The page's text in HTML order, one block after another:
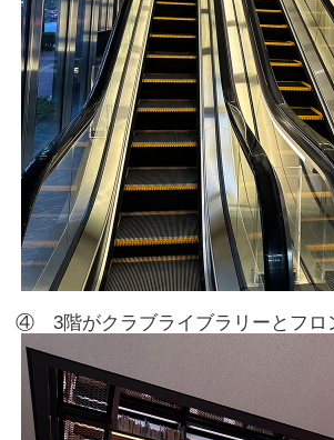
④ 3階がクラブライブラリーとフロ